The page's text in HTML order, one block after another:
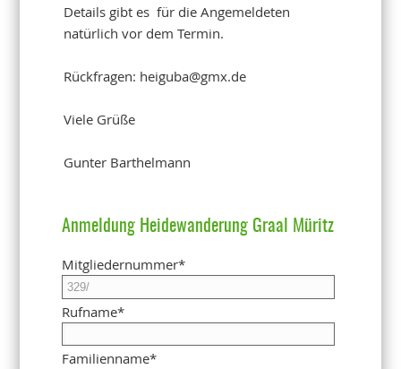
Details gibt es für die Angemeldeten
natürlich vor dem Termin.
Rückfragen: heiguba@gmx.de
Viele Grüße
Gunter Barthelmann
Anmeldung Heidewanderung Graal Müritz
Mitgliedernummer*
Rufname*
Familienname*